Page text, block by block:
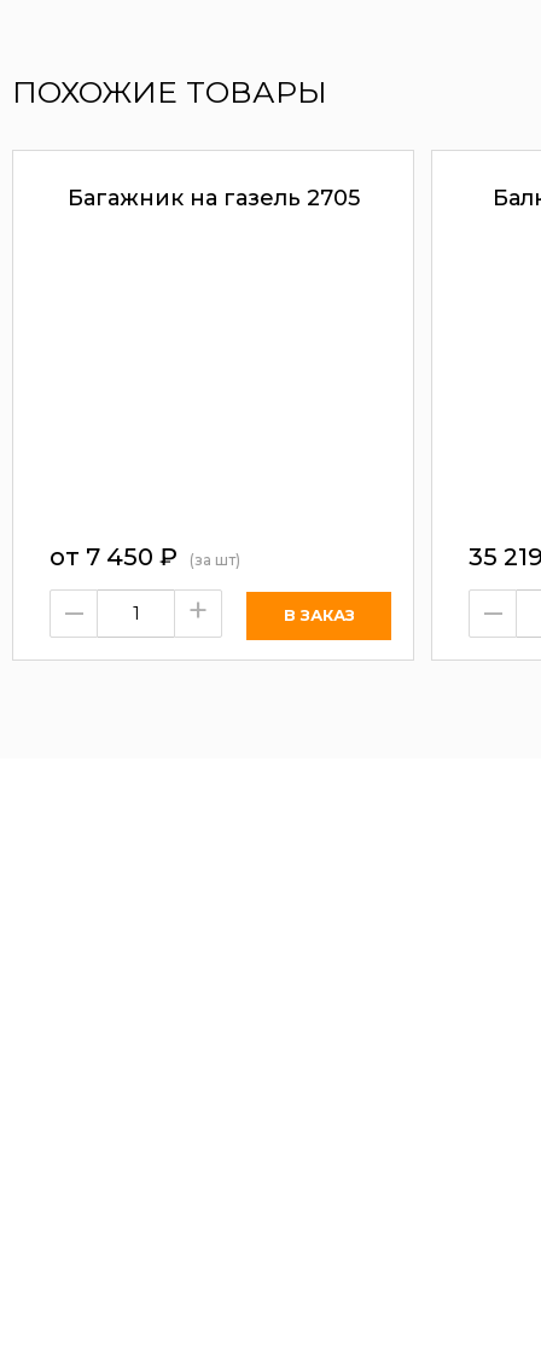
ПОХОЖИЕ ТОВАРЫ
Багажник на газель 2705
от 7 450 ₽ (за шт)
– +
35
–